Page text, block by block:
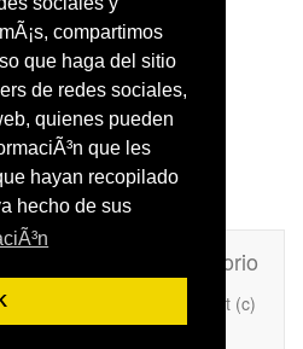
compartimos
que haga del sitio
de redes sociales,
quienes pueden
que les
hayan recopilado
hecho de sus
Directorio
a tu web
Copyright (c)
2026